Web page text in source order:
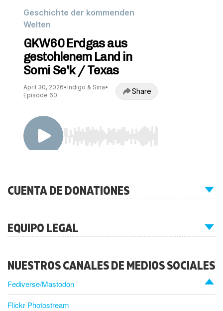
CUENTA DE DONATIONES
EQUIPO LEGAL
NUESTROS CANALES DE MEDIOS SOCIALES
Fediverse/Mastodon
Flickr Photostream